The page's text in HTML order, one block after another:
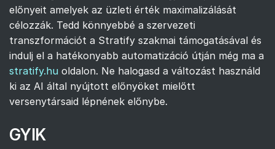
előnyeit amelyek az üzleti érték maximalizálását
célozzák. Tedd könnyebbé a szervezeti
transzformációt a Stratify szakmai támogatásával és
indulj el a hatékonyabb automatizáció útján még ma a
stratify.hu oldalon. Ne halogasd a változást használd
ki az AI által nyújtott előnyöket mielőtt
versenytársaid lépnének előnybe.
GYIK